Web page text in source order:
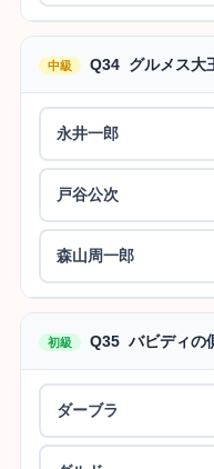
中級 Q34 グルメス大
永井一郎
戸谷公次
森山周一郎
初級 Q35 バビディの
ダーブラ